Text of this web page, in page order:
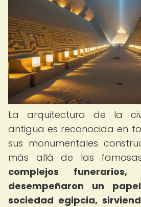
La arquitectura de la
antigua es reconocida en
sus monumentales
más allá de las
complejos
desempeñaron un
sociedad egipcia,